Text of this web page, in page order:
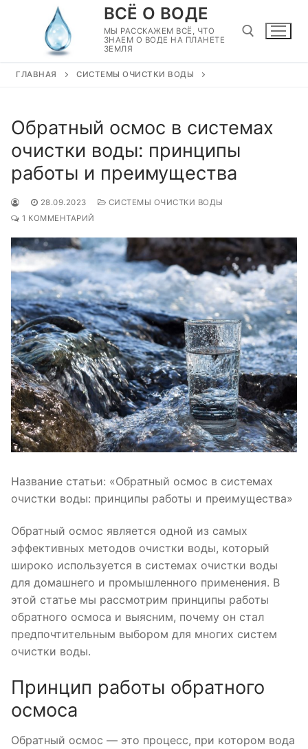
содержимому
ВСЁ О ВОДЕ
МЫ РАССКАЖЕМ ВСЁ, ЧТО
ЗНАЕМ О ВОДЕ НА ПЛАНЕТЕ
ЗЕМЛЯ
ГЛАВНАЯ СИСТЕМЫ ОЧИСТКИ ВОДЫ
Обратный осмос в системах
очистки воды: принципы
работы и преимущества
28.09.2023
СИСТЕМЫ ОЧИСТКИ ВОДЫ
1 КОММЕНТАРИЙ
Название статьи: «Обратный осмос в системах
очистки воды: принципы работы и преимущества»
Обратный осмос является одной из самых
эффективных методов очистки воды, который
широко используется в системах очистки воды
для домашнего и промышленного применения. В
этой статье мы рассмотрим принципы работы
обратного осмоса и выясним, почему он стал
предпочтительным выбором для многих систем
очистки воды.
Принцип работы обратного
осмоса
Обратный осмос — это процесс, при котором вода